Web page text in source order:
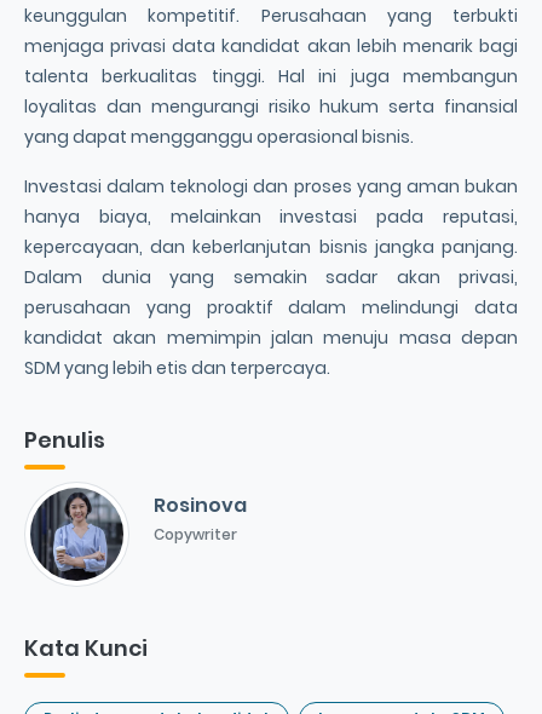
keunggulan kompetitif. Perusahaan yang terbukti
menjaga privasi data kandidat akan lebih menarik bagi
talenta berkualitas tinggi. Hal ini juga membangun
loyalitas dan mengurangi risiko hukum serta finansial
yang dapat mengganggu operasional bisnis.
Investasi dalam teknologi dan proses yang aman bukan
hanya biaya, melainkan investasi pada reputasi,
kepercayaan, dan keberlanjutan bisnis jangka panjang.
Dalam dunia yang semakin sadar akan privasi,
perusahaan yang proaktif dalam melindungi data
kandidat akan memimpin jalan menuju masa depan
SDM yang lebih etis dan terpercaya.
Penulis
Rosinova
Copywriter
Kata Kunci